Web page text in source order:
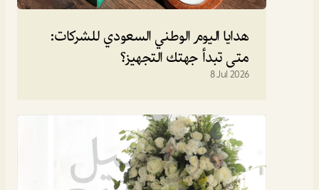
متى تبدأ جهتك التجهيز؟
8 Jul 2026